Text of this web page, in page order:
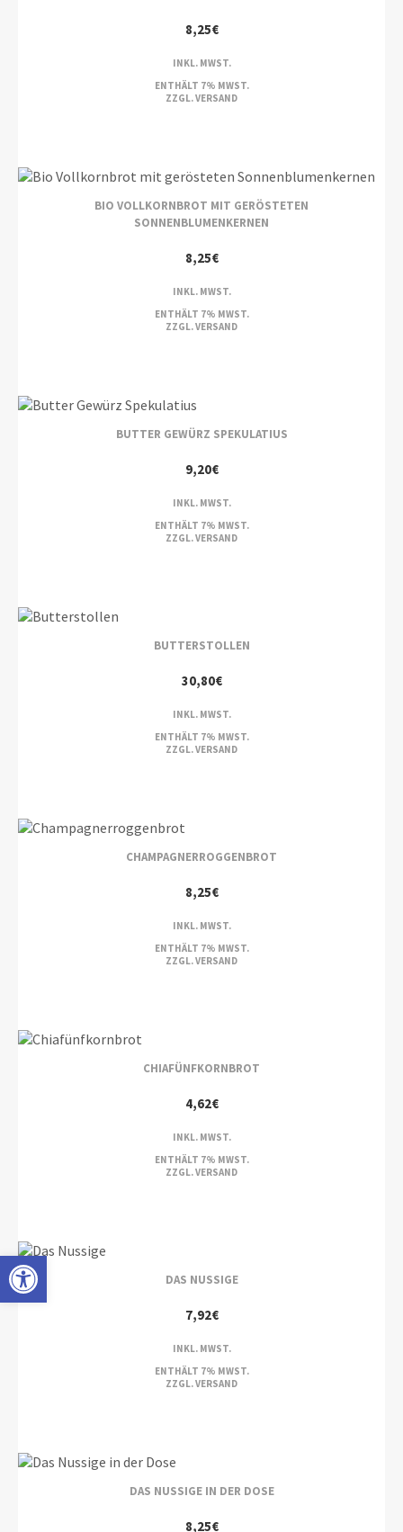
8,25€
INKL. MWST.
ENTHÄLT 7% MWST.
ZZGL.VERSAND
BIO VOLLKORNBROT MIT GERÖSTETEN
SONNENBLUMENKERNEN
8,25€
INKL. MWST.
ENTHÄLT 7% MWST.
ZZGL.VERSAND
BUTTER GEWÜRZ SPEKULATIUS
9,20€
INKL. MWST.
ENTHÄLT 7% MWST.
ZZGL.VERSAND
BUTTERSTOLLEN
30,80€
INKL. MWST.
ENTHÄLT 7% MWST.
ZZGL.VERSAND
CHAMPAGNERROGGENBROT
8,25€
INKL. MWST.
ENTHÄLT 7% MWST.
ZZGL.VERSAND
CHIAFÜNFKORNBROT
4,62€
INKL. MWST.
ENTHÄLT 7% MWST.
ZZGL.VERSAND
DAS NUSSIGE
7,92€
INKL. MWST.
ENTHÄLT 7% MWST.
ZZGL.VERSAND
DAS NUSSIGE IN DER DOSE
8,25€
Open toolbar